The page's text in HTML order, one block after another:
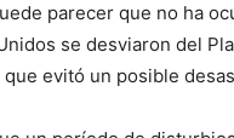
parecer que no ha
se desviaron del
evitó un posible